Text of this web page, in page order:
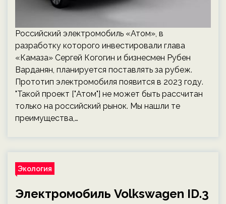
Российский электромобиль «Атом», в
разработку которого инвестировали глава
«Камаза» Сергей Когогин и бизнесмен Рубен
Варданян, планируется поставлять за рубеж.
Прототип электромобиля появится в 2023 году.
"Такой проект ["Атом"] не может быть рассчитан
только на российский рынок. Мы нашли те
преимущества,…
Экология
Электромобиль Volkswagen ID.3